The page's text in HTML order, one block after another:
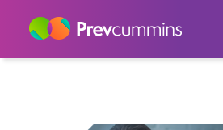
Home
Notícias
Posts tagged "planejamento